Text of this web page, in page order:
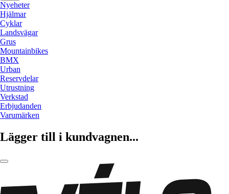
Nyeheter
Hjälmar
Cyklar
Landsvägar
Grus
Mountainbikes
BMX
Urban
Reservdelar
Utrustning
Verkstad
Erbjudanden
Varumärken
Lägger till i kundvagnen...